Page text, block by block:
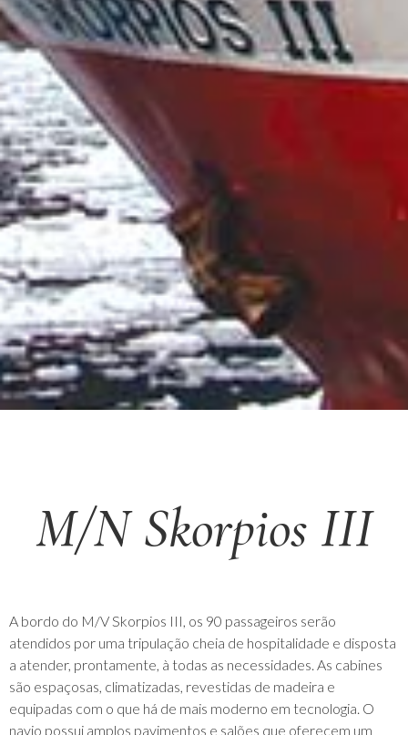
M/N Skorpios III
A bordo do M/V Skorpios III, os 90 passageiros serão
atendidos por uma tripulação cheia de hospitalidade e disposta
a atender, prontamente, à todas as necessidades. As cabines
são espaçosas, climatizadas, revestidas de madeira e
equipadas com o que há de mais moderno em tecnologia. O
navio possui amplos pavimentos e salões que oferecem um